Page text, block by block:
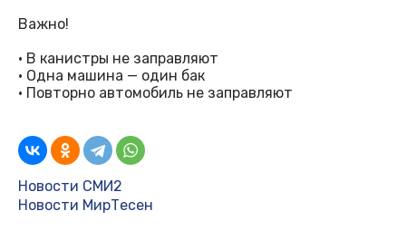
Важно!
· В канистры не заправляют
· Одна машина — один бак
· Повторно автомобиль не заправляют
Новости СМИ2
Новости МирТесен